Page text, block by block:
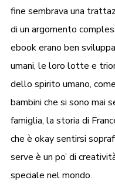
fine sembrava una
di un argomento
ebook erano ben
umani, le loro lotte e
dello spirito umano,
bambini che si sono mai
famiglia, la storia di
che è okay sentirsi
serve è un po’ di
speciale nel mondo.